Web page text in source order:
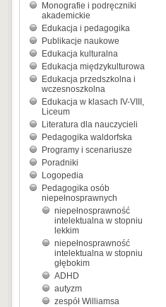
Monografie i podręczniki
akademickie
Edukacja i pedagogika
Publikacje naukowe
Edukacja kulturalna
Edukacja międzykulturowa
Edukacja przedszkolna i
wczesnoszkolna
Edukacja w klasach IV-VIII,
Liceum
Literatura dla nauczycieli
Pedagogika waldorfska
Programy i scenariusze
Poradniki
Logopedia
Pedagogika osób
niepełnosprawnych
niepełnosprawność
intelektualna w stopniu
lekkim
niepełnosprawność
intelektualna w stopniu
głębokim
ADHD
autyzm
zespół Williamsa